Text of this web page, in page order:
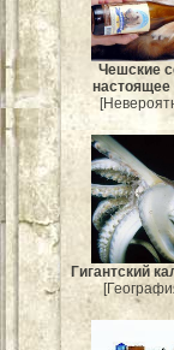
Чешские
настоящее
Гигантский